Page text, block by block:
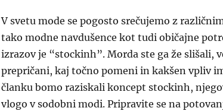
V svetu mode se pogosto srečujemo z
tako modne navdušence kot tudi običajne
izrazov je “stockinh”. Morda ste ga že slišali,
prepričani, kaj točno pomeni in kakšen vpliv
članku bomo raziskali koncept stockinh,
vlogo v sodobni modi. Pripravite se na